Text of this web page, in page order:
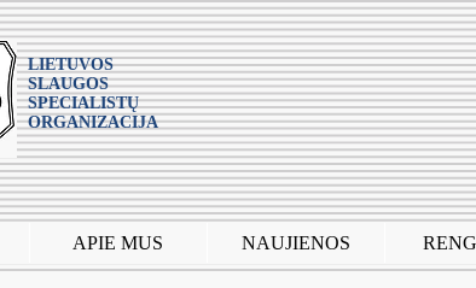
LIETUVOS
SLAUGOS
SPECIALISTŲ
ORGANIZACIJA
APIE MUS NAUJIENOS